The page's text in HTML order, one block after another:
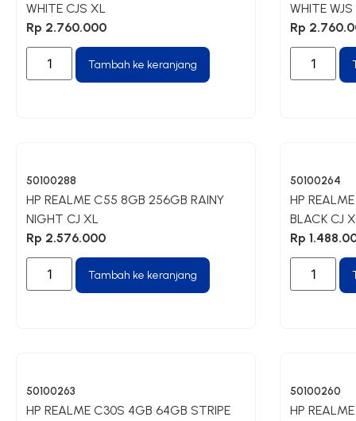
WHITE CJS XL
Rp 2.760.000
Tambah ke keranjang
WHITE
Rp
50100288
HP REALME C55 8GB 256GB RAINY
NIGHT CJ XL
Rp 2.576.000
Tambah ke keranjang
50100264
HP
BLACK CJ
Rp
50100263
HP REALME C30S 4GB 64GB STRIPE
50100260
HP